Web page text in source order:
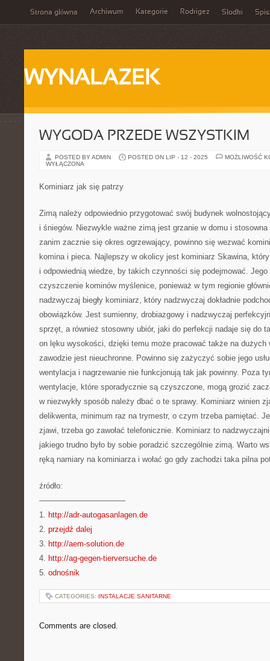
Strona główna Archiwum Kategorie Rodrigez Słodki Spis
WYNALAZEK
WYGODA PRZEDE WSZYSTKIM
POSTED BY ADMIN POSTED ON LIP - 12 - 2025
MOŻLIWOŚĆ
WYŁĄCZONA
Kominiarz jak się patrzy
Zimą należy odpowiednio przygotować swój budynek
i śniegów. Niezwykle ważne zimą jest grzanie w domu i
zanim zacznie się okres ogrzewający, powinno się wezwać
komina i pieca. Najlepszy w okolicy jest kominiarz Skawina,
i odpowiednią wiedze, by takich czynności się podejmować.
czyszczenie kominów myślenice, ponieważ w tym regionie
nadzwyczaj biegły kominiarz, który nadzwyczaj dokładnie
obowiązków. Jest sumienny, drobiazgowy i nadzwyczaj
sprzęt, a również stosowny ubiór, jaki do perfekcji nadaje się do
on lęku wysokości, dzięki temu może pracować także na
zawodzie jest nieuchronne. Powinno się zażyczyć sobie jego
wentylacja i nagrzewanie nie funkcjonują tak jak powinny. Poza
wentylacje, które sporadycznie są czyszczone, mogą grozić
w niezwykły sposób należy dbać o te sprawy. Kominiarz winien
delikwenta, minimum raz na trymestr, o czym trzeba pamiętać.
zjawi, trzeba go zawołać telefonicznie. Kominiarz to
jakiego trudno było by sobie poradzić szczególnie zimą. Warto
ręką namiary na kominiarza i wołać go gdy zachodzi taka pilna
źródło:
———————————
1. http://adr-autogasanlagen.de
2. przejdź dalej
3. http://aem-solution.de
4. http://ag-gegen-tierversuche.de
5. odnośnik
CATEGORIES: INSTALACJE SANITARNE
Comments are closed.